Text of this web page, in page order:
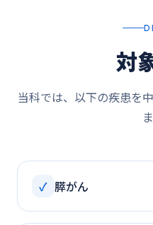
対
当科では、以下の疾患を
✓ 膵がん